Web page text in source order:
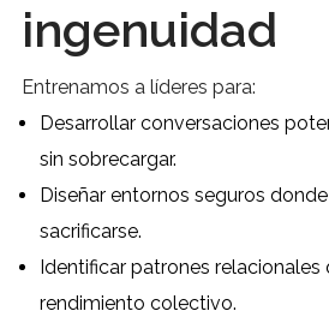
ingenuidad
Entrenamos a líderes para:
Desarrollar conversaciones
sin sobrecargar.
Diseñar entornos seguros
sacrificarse.
Identificar patrones relacionales
rendimiento colectivo.